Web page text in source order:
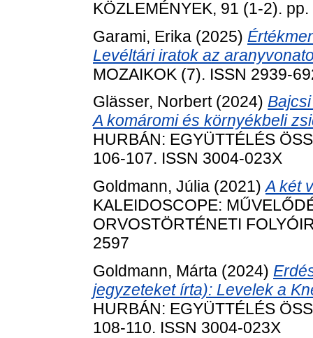
KÖZLEMÉNYEK, 91 (1-2).
Garami, Erika (2025)
Levéltári iratok az
MOZAIKOK (7). ISSN 2939-
Glässer, Norbert(2024)
A komáromi és környékbeli
HURBÁN: EGYÜTTÉLÉS
106-107. ISSN 3004-023X
Goldmann, Júlia (2021)A két
KALEIDOSCOPE:
ORVOSTÖRTÉNETI
2597
Goldmann, Márta (2024)
jegyzeteket írta): Levelek a
HURBÁN: EGYÜTTÉLÉS
108-110. ISSN 3004-023X